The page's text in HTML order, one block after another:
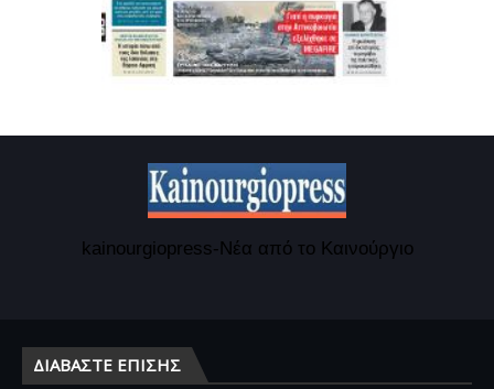
kainourgiopress-Νέα από το Καινούργιο
ΔΙΑΒΆΣΤΕ ΕΠΊΣΗΣ